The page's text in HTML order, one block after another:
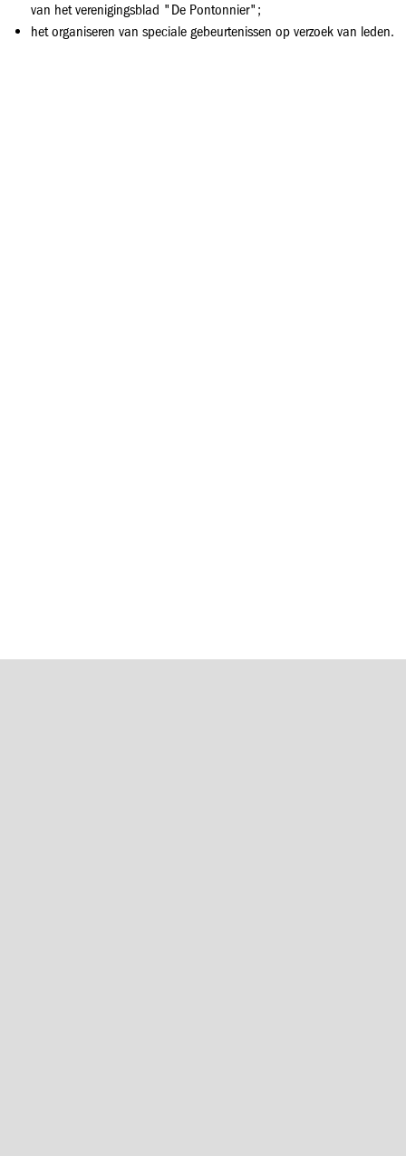
van het verenigingsblad "De Pontonnier";
het organiseren van speciale gebeurtenissen op verzoek van leden.